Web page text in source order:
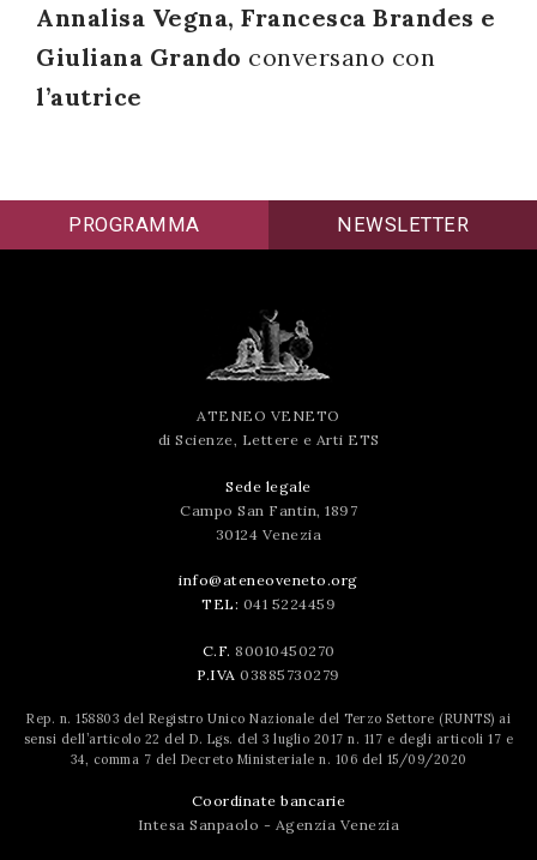
Annalisa Vegna, Francesca Brandes e
Giuliana Grando conversano con
l’autrice
Registrazione
successo!
PROGRAMMA NEWSLETTER
ATENEO VENETO
di Scienze, Lettere e Arti ETS
Sede legale
Campo San Fantin, 1897
30124 Venezia
info@ateneoveneto.org
TEL: 041 5224459
C.F. 80010450270
P.IVA 03885730279
Rep. n. 158803 del Registro Unico Nazionale del Terzo Settore (RUNTS) ai
sensi dell’articolo 22 del D. Lgs. del 3 luglio 2017 n. 117 e degli articoli 17 e
34, comma 7 del Decreto Ministeriale n. 106 del 15/09/2020
Coordinate bancarie
Intesa Sanpaolo - Agenzia Venezia